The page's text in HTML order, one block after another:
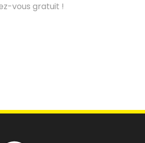
vous gratuit !